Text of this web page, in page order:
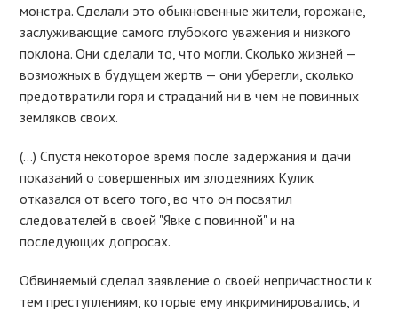
монстра. Сделали это обыкновенные жители, горожане,
заслуживающие самого глубокого уважения и низкого
поклона. Они сделали то, что могли. Сколько жизней —
возможных в будущем жертв — они уберегли, сколько
предотвратили горя и страданий ни в чем не повинных
земляков своих.
(…) Спустя некоторое время после задержания и дачи
показаний о совершенных им злодеяниях Кулик
отказался от всего того, во что он посвятил
следователей в своей "Явке с повинной" и на
последующих допросах.
Обвиняемый сделал заявление о своей непричастности к
тем преступлениям, которые ему инкриминировались, и